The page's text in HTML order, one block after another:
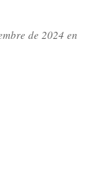
de 2024 en